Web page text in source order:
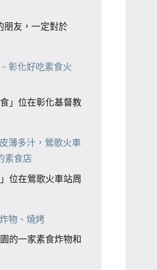
朋友，一定對於
彰化好吃素食火
」位在彰化基督教
薄多汁，鶯歌火車
素食店
位在鶯歌火車站周
物、燒烤
的一家素食炸物和